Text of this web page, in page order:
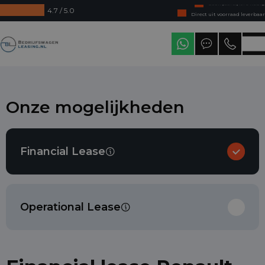
4.7 / 5.0
Levering in heel Nederland
Onze mogelijkheden
Financial Lease
Operational Lease